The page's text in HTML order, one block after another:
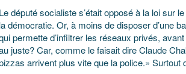
Le député socialiste s’était opposé à la loi sur
la démocratie. Or, à moins de disposer d’une
permette d’infiltrer les réseaux privés,
juste? Car, comme le faisait dire Claude
arrivent plus vite que la police.»